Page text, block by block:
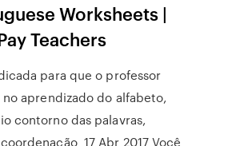
Worksheets |
Teachers
para que o professor
aprendizado do alfabeto,
contorno das palavras,
17 Abr 2017 Você